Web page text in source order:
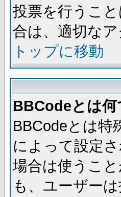
投票を行うこ
合は、適切な
トップに移動
BBCodeとは何
BBCodeとは特
によって設定
場合は使うこ
も、ユーザー